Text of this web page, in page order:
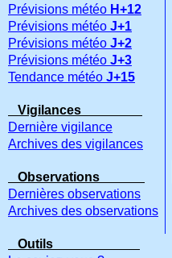
Prévisions météo H+12
Prévisions météo J+1
Prévisions météo J+2
Prévisions météo J+3
Tendance météo J+15
Vigilances
Dernière vigilance
Archives des vigilances
Observations
Dernières observations
Archives des observations
Outils